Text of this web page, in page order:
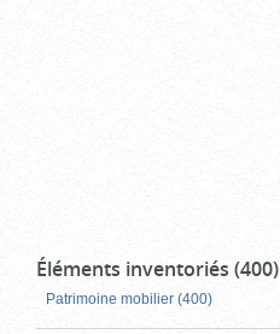
Éléments inventoriés (400)
Patrimoine mobilier (400)